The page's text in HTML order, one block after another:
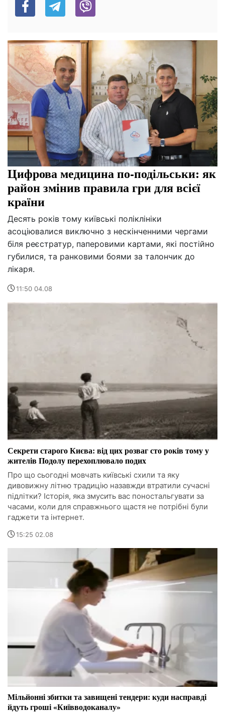
Цифрова медицина по-подільськи: як
район змінив правила гри для всієї
країни
Десять років тому київські поліклініки
асоціювалися виключно з нескінченними чергами
біля реєстратур, паперовими картами, які постійно
губилися, та ранковими боями за талончик до
лікаря.
11:50 04.08
Секрети старого Києва: від цих розваг сто років тому у
жителів Подолу перехоплювало подих
Про що сьогодні мовчать київські схили та яку
дивовижну літню традицію назавжди втратили сучасні
підлітки? Історія, яка змусить вас поностальгувати за
часами, коли для справжнього щастя не потрібні були
гаджети та інтернет.
15:25 02.08
Мільйонні збитки та завищені тендери: куди насправді
йдуть гроші «Київводоканалу»